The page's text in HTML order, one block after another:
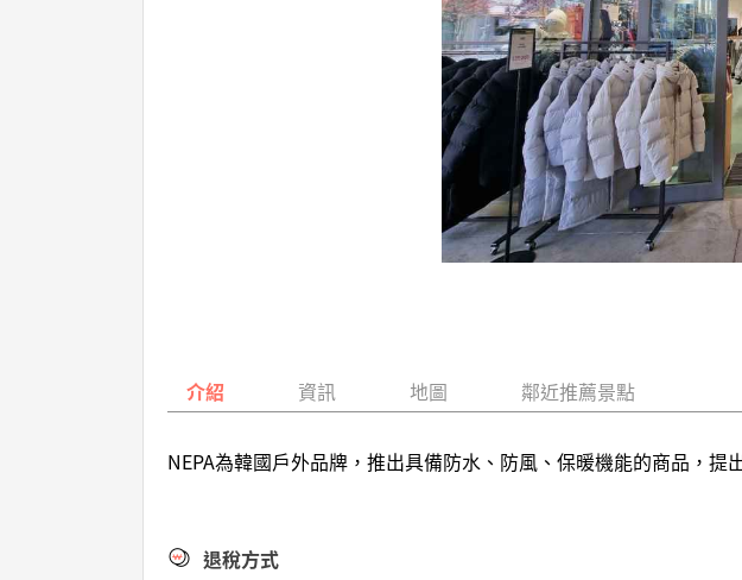
介紹 資訊 地圖 鄰近推薦景點
NEPA為韓國戶外品牌，推出具備防水、防風、保暖機能的商品，
退稅方式